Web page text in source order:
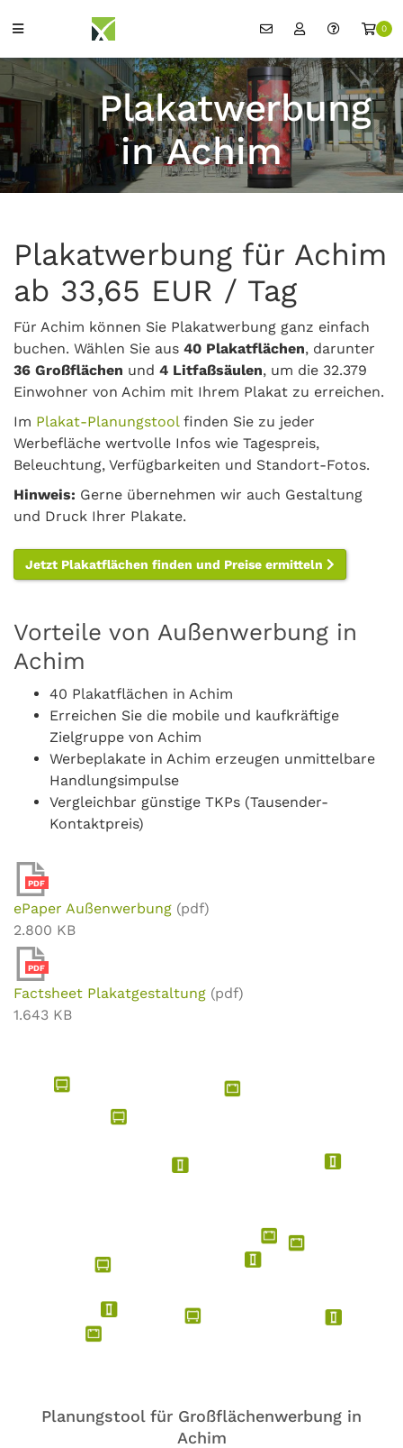
0
Plakatwerbung
in Achim
Plakatwerbung für Achim
ab 33,65 EUR / Tag
Für Achim können Sie Plakatwerbung ganz einfach
buchen. Wählen Sie aus 40 Plakatflächen, darunter
36 Großflächen und 4 Litfaßsäulen, um die 32.379
Einwohner von Achim mit Ihrem Plakat zu erreichen.
Im Plakat-Planungstoolfinden Sie zu jeder
Werbefläche wertvolle Infos wie Tagespreis,
Beleuchtung, Verfügbarkeiten und Standort-Fotos.
Hinweis: Gerne übernehmen wir auch Gestaltung
und Druck Ihrer Plakate.
Jetzt Plakatflächen finden und Preise ermitteln
Vorteile von Außenwerbung in
Achim
40 Plakatflächen in Achim
Erreichen Sie die mobile und kaufkräftige
Zielgruppe von Achim
Werbeplakate in Achim erzeugen unmittelbare
Handlungsimpulse
Vergleichbar günstige TKPs (Tausender-
Kontaktpreis)
PDF
ePaper Außenwerbung (pdf)
2.800 KB
PDF
Factsheet Plakatgestaltung (pdf)
1.643 KB
Planungstool für Großflächenwerbung in
Achim